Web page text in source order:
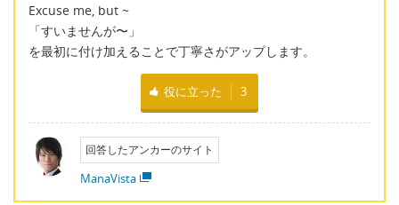
Excuse me, but ~
「すいませんが〜」
を最初に付け加えることで丁寧さがアップします。
役に立った 3
回答したアンカーのサイト
ManaVista